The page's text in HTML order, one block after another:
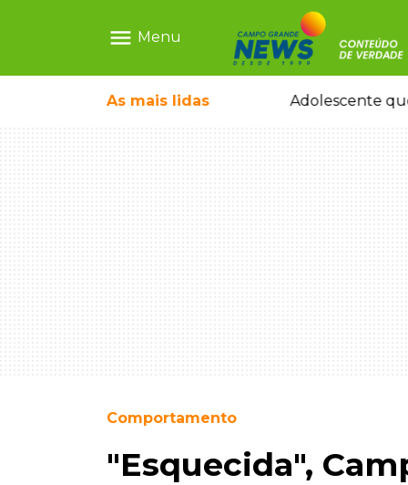
menu Menu
As mais lidas
ganhar dia oficial em MS Adolescente
Comportamento
"Esquecida",